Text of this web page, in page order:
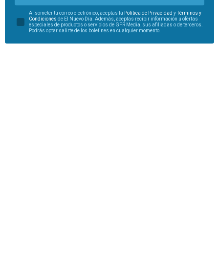
Al someter tu correo electrónico, aceptas la Política de Privacidad yTérminos y
Condiciones de El Nuevo Día. Además, aceptas recibir información u ofertas
especiales de productos o servicios de GFR Media, sus afiliadas o de terceros.
Podrás optar salirte de los boletines en cualquier momento.